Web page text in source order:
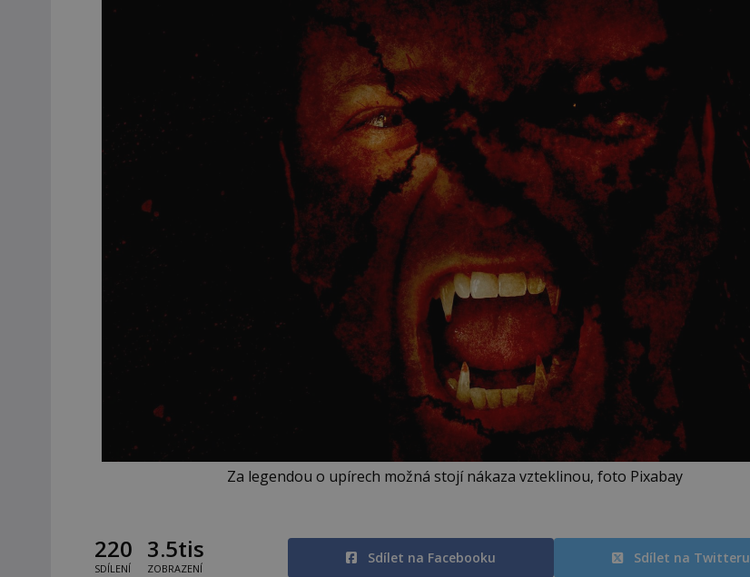
Za legendou o upírech možná stojí nákaza vzteklinou, foto Pixabay
220
SDÍLENÍ
3.5tis
ZOBRAZENÍ
Sdílet na Facebooku Sdílet na Twitteru